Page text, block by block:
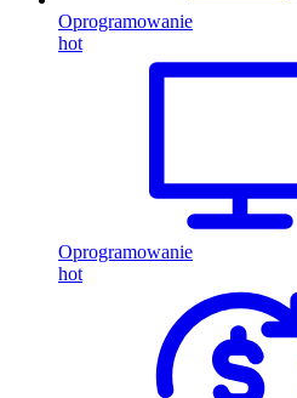
Oprogramowanie
hot
Oprogramowanie
hot